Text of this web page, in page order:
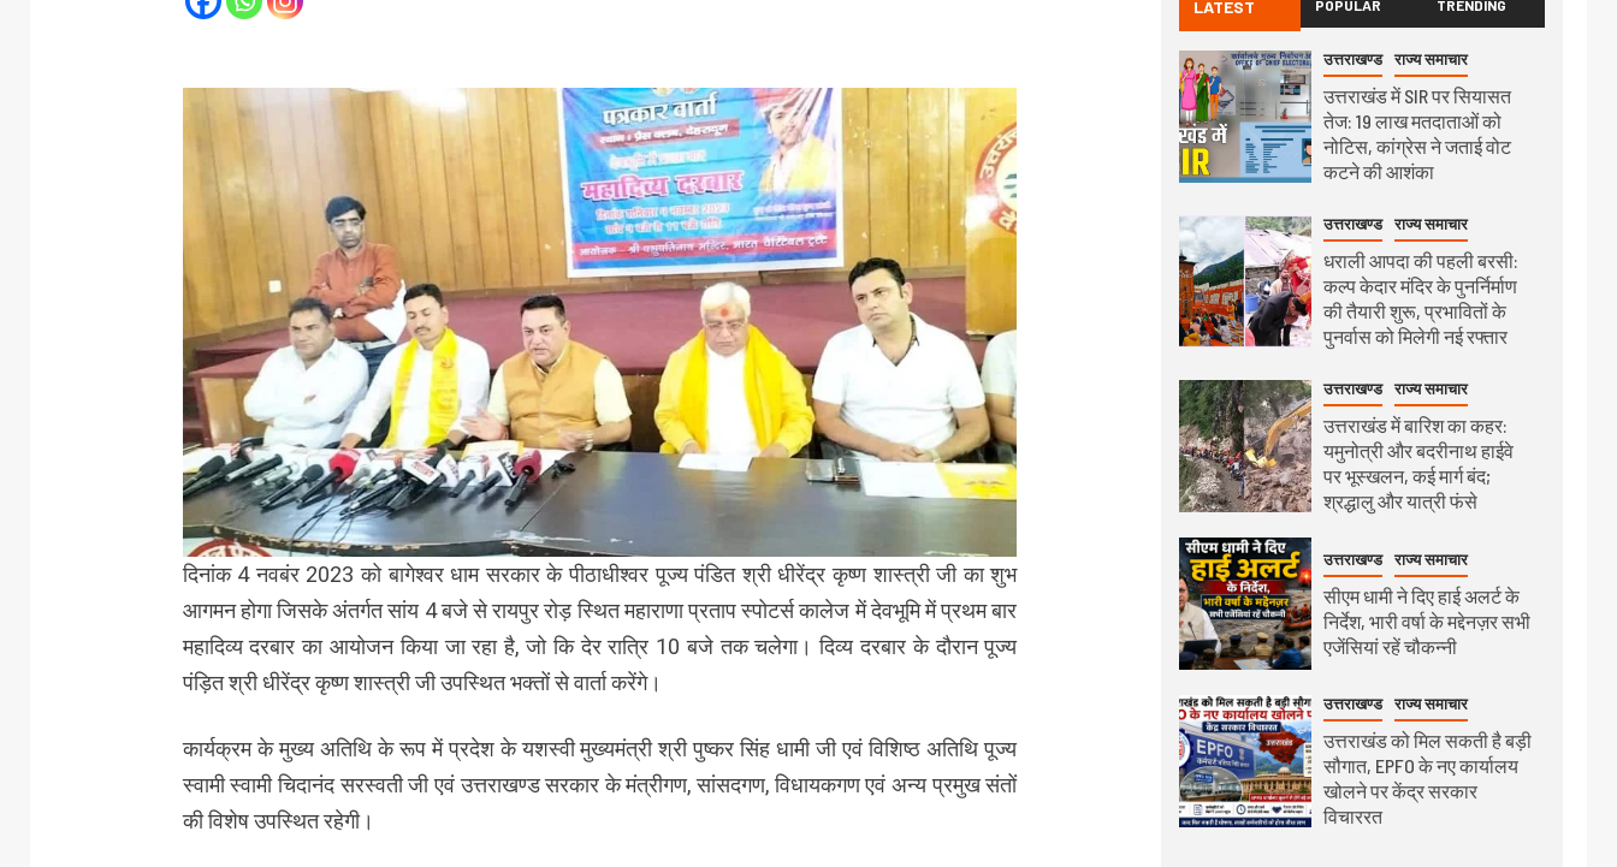
दिनांक 4 नवबंर 2023 को बागेश्वर धाम सरकार के पीठाधीश्वर पूज्य पंडित श्री धीरेंद्र कृष्ण शास्त्री जी का शुभ
आगमन होगा जिसके अंतर्गत सांय 4 बजे से रायपुर रोड़ स्थित महाराणा प्रताप स्पोटर्स कालेज में देवभूमि में प्रथम बार
महादिव्य दरबार का आयोजन किया जा रहा है, जो कि देर रात्रि 10 बजे तक चलेगा। दिव्य दरबार के दौरान पूज्य
पंड़ित श्री धीरेंद्र कृष्ण शास्त्री जी उपस्थित भक्तों से वार्ता करेंगे।
कार्यक्रम के मुख्य अतिथि के रूप में प्रदेश के यशस्वी मुख्यमंत्री श्री पुष्कर सिंह धामी जी एवं विशिष्ठ अतिथि पूज्य
स्वामी स्वामी चिदानंद सरस्वती जी एवं उत्तराखण्ड सरकार के मंत्रीगण, सांसदगण, विधायकगण एवं अन्य प्रमुख संतों
की विशेष उपस्थित रहेगी।
LATEST POPULAR TRENDING
उत्तराखण्ड राज्य समाचार
उत्तराखंड में SIR पर सियासत
तेज: 19 लाख मतदाताओं को
नोटिस, कांग्रेस ने जताई वोट
कटने की आशंका
उत्तराखण्ड राज्य समाचार
धराली आपदा की पहली बरसी:
कल्प केदार मंदिर के पुनर्निर्माण
की तैयारी शुरू, प्रभावितों के
पुनर्वास को मिलेगी नई रफ्तार
उत्तराखण्ड राज्य समाचार
उत्तराखंड में बारिश का कहर:
यमुनोत्री और बदरीनाथ हाईवे
पर भूस्खलन, कई मार्ग बंद;
श्रद्धालु और यात्री फंसे
उत्तराखण्ड राज्य समाचार
सीएम धामी ने दिए हाई अलर्ट के
निर्देश, भारी वर्षा के मद्देनज़र सभी
एजेंसियां रहें चौकन्नी
उत्तराखण्ड राज्य समाचार
उत्तराखंड को मिल सकती है बड़ी
सौगात, EPFO के नए कार्यालय
खोलने पर केंद्र सरकार
विचाररत